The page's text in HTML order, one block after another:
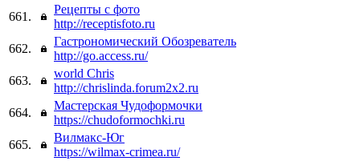
661.
Рецепты с фото
http://receptisfoto.ru
662.
Гастрономический Обозреватель
http://go.access.ru/
663.
world Chris
http://chrislinda.forum2x2.ru
664.
Мастерская Чудоформочки
https://chudoformochki.ru
665.
Вилмакс-Юг
https://wilmax-crimea.ru/